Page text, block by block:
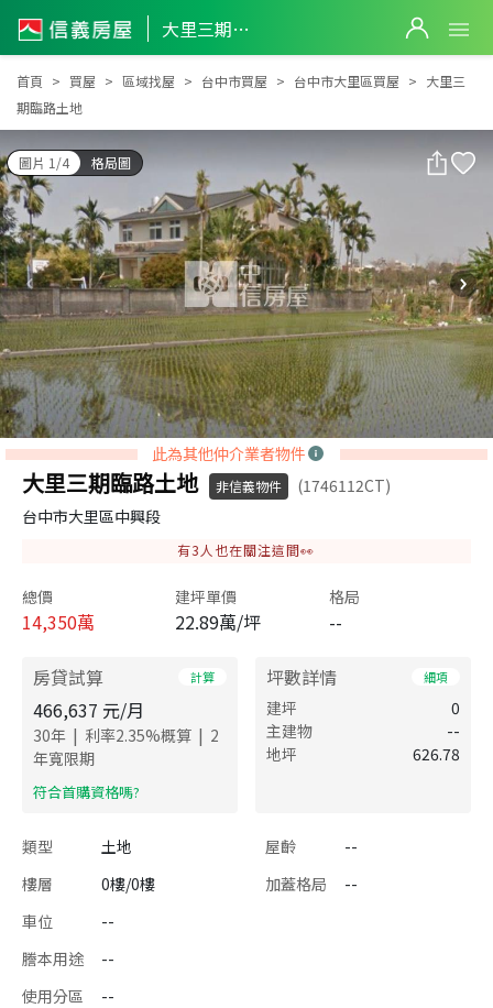
大里三期臨路土地
大里三期臨路土地
首頁 買屋 區域找屋 台中市買屋 台中市大里區買屋
大里三
期臨路土地
圖片 1/4 格局圖
此為其他仲介業者物件
大里三期臨路土地 非信義物件
(1746112CT)
台中市大里區中興段
有3 人也在關注這間👀
總價
14,350萬
建坪單價
22.89萬/坪
格局
--
房貸試算 計算
466,637 元/月
30年 | 利率2.35%概算 | 2
年寬限期
​符合首購資格嗎?
坪數詳情 細項
建坪
0
主建物
--
地坪
626.78
類型 土地 屋齡
--
樓層
0樓/0樓 加蓋格局
--
車位
--
謄本用途
--
使用分區
--